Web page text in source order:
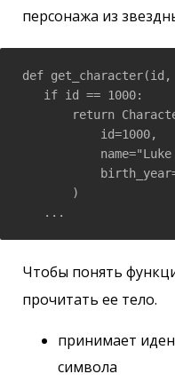
персонажа из
def get_character(id,
   if id == 1000:
return
           id=1000,
name="Luke
       )
   ...
Чтобы понять
прочитать ее тело.
принимает
символа